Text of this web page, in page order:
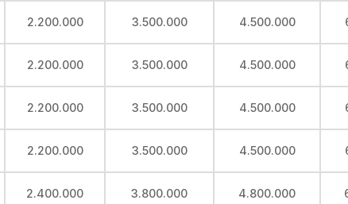
2.200.000 3.500.000 4.500.000
2.200.000 3.500.000 4.500.000
2.200.000 3.500.000 4.500.000
2.200.000 3.500.000 4.500.000
2.400.000 3.800.000 4.800.000